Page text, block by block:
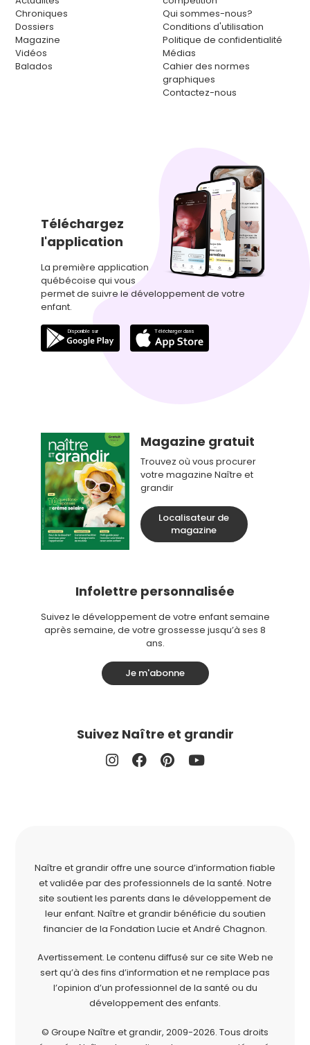
Chroniques
Dossiers
Magazine
Vidéos
Balados
Qui sommes-nous?
Conditions d'utilisation
Politique de confidentialité
Médias
Cahier des normes
graphiques
Contactez-nous
Téléchargez
l'application
La première application
québécoise qui vous
permet de suivre le développement de votre
enfant.
Magazine gratuit
Trouvez où vous procurer
votre magazine Naître et
grandir
Localisateur de
magazine
Infolettre personnalisée
Suivez le développement de votre enfant semaine
après semaine, de votre grossesse jusqu’à ses 8
ans.
Je m'abonne
Suivez Naître et grandir
Naître et grandir offre une source d’information fiable
et validée par des professionnels de la santé. Notre
site soutient les parents dans le développement de
leur enfant. Naître et grandir bénéficie du soutien
financier de la Fondation Lucie et André Chagnon.
Avertissement. Le contenu diffusé sur ce site Web ne
sert qu’à des fins d’information et ne remplace pas
l’opinion d’un professionnel de la santé ou du
développement des enfants.
© Groupe Naître et grandir, 2009-2026. Tous droits